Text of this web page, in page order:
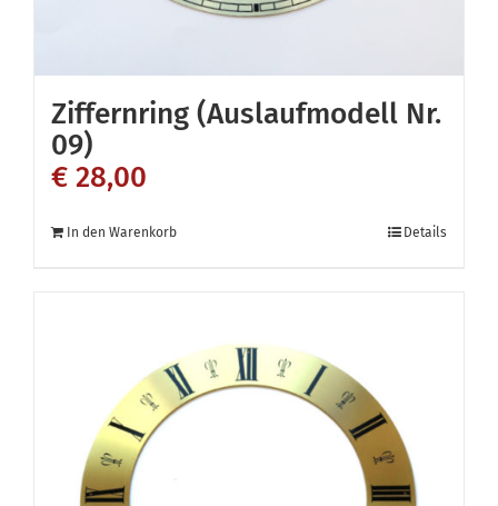
Ziffernring (Auslaufmodell Nr.
09)
€ 28,00
In den Warenkorb Details